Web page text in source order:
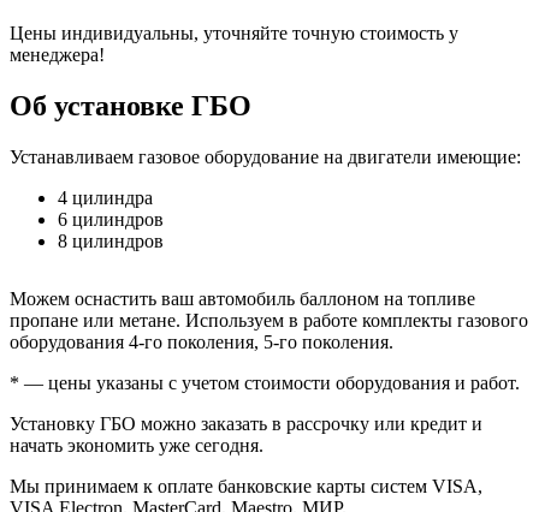
Цены индивидуальны, уточняйте точную стоимость у
менеджера!
Об установке ГБО
Устанавливаем газовое оборудование на двигатели имеющие:
4 цилиндра
6 цилиндров
8 цилиндров
Можем оснастить ваш автомобиль баллоном на топливе
пропане или метане. Используем в работе комплекты газового
оборудования 4-го поколения, 5-го поколения.
* — цены указаны с учетом стоимости оборудования и работ.
Установку ГБО можно заказать в рассрочку или кредит и
начать экономить уже сегодня.
Мы принимаем к оплате банковские карты систем VISA,
VISA Electron, MasterCard, Maestro, МИР.